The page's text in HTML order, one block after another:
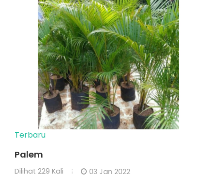
Terbaru
Palem
Dilihat 229 Kali 03 Jan 2022